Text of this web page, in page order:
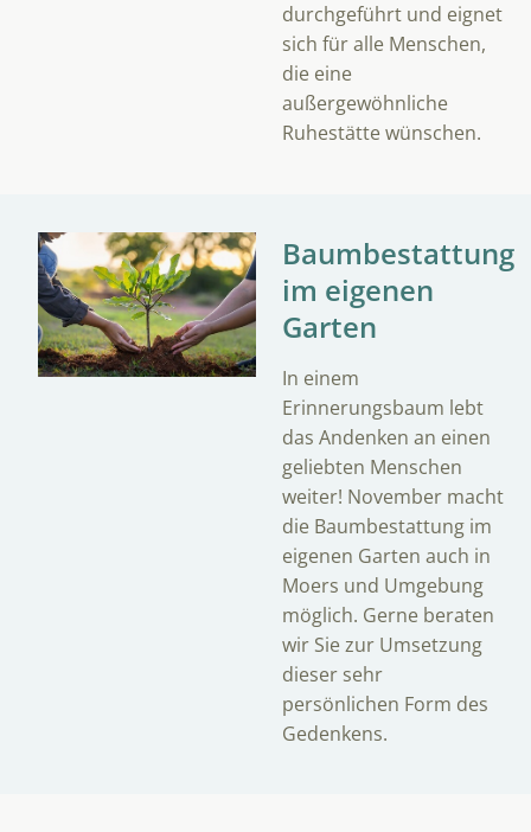
durchgeführt und eignet
sich für alle Menschen,
die eine
außergewöhnliche
Ruhestätte wünschen.
Baumbestattung
im eigenen
Garten
In einem
Erinnerungsbaum lebt
das Andenken an einen
geliebten Menschen
weiter! November macht
die Baumbestattung im
eigenen Garten auch in
Moers und Umgebung
möglich. Gerne beraten
wir Siezur Umsetzung
dieser sehr
persönlichen Form des
Gedenkens.